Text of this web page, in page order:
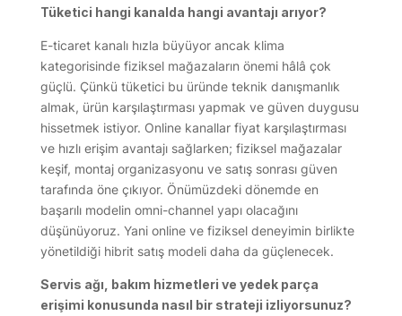
Tüketici hangi kanalda hangi avantajı arıyor?
E-ticaret kanalı hızla büyüyor ancak klima
kategorisinde fiziksel mağazaların önemi hâlâ çok
güçlü. Çünkü tüketici bu üründe teknik danışmanlık
almak, ürün karşılaştırması yapmak ve güven duygusu
hissetmek istiyor. Online kanallar fiyat karşılaştırması
ve hızlı erişim avantajı sağlarken; fiziksel mağazalar
keşif, montaj organizasyonu ve satış sonrası güven
tarafında öne çıkıyor. Önümüzdeki dönemde en
başarılı modelin omni-channel yapı olacağını
düşünüyoruz. Yani online ve fiziksel deneyimin birlikte
yönetildiği hibrit satış modeli daha da güçlenecek.
Servis ağı, bakım hizmetleri ve yedek parça
erişimi konusunda nasıl bir strateji izliyorsunuz?